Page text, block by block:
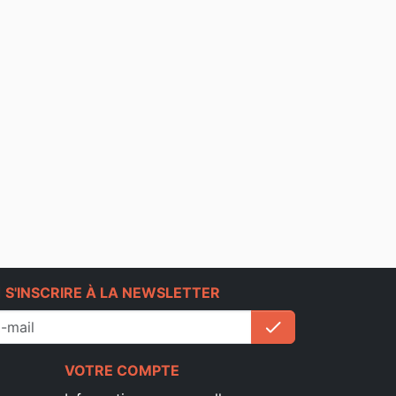
S'INSCRIRE À LA NEWSLETTER
check
VOTRE COMPTE